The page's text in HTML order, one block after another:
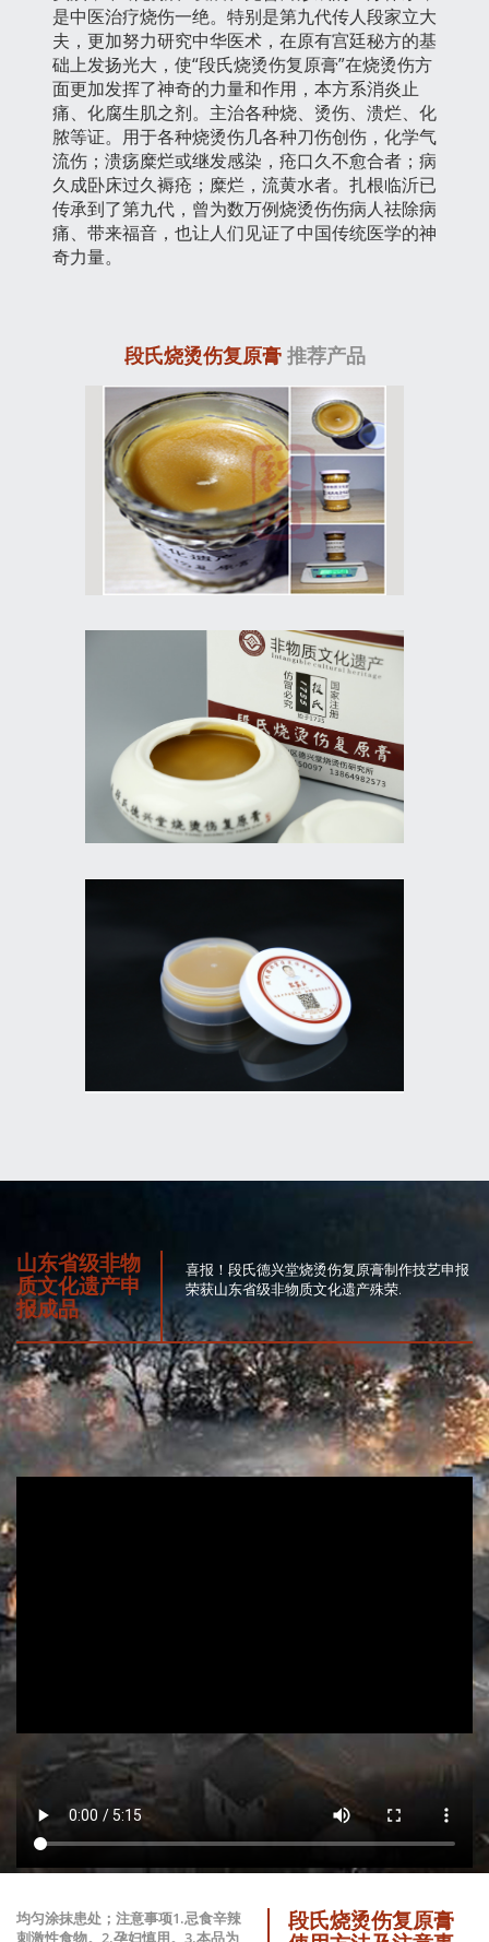
是中医治疗烧伤一绝。特别是第九代传人段家立大
夫，更加努力研究中华医术，在原有宫廷秘方的基
础上发扬光大，使“段氏烧烫伤复原膏”在烧烫伤方
面更加发挥了神奇的力量和作用，本方系消炎止
痛、化腐生肌之剂。主治各种烧、烫伤、溃烂、化
脓等证。用于各种烧烫伤几各种刀伤创伤，化学气
流伤；溃疡糜烂或继发感染，疮口久不愈合者；病
久成卧床过久褥疮；糜烂，流黄水者。扎根临沂已
传承到了第九代，曾为数万例烧烫伤伤病人祛除病
痛、带来福音，也让人们见证了中国传统医学的神
奇力量。
段氏烧烫伤复原膏推荐产品
山东省级非物
质文化遗产申
报成品
喜报！段氏德兴堂烧烫伤复原膏制作技艺申报
荣获山东省级非物质文化遗产殊荣.
均匀涂抹患处；注意事项1.忌食辛辣
刺激性食物。2.孕妇慎用。3.本品为
段氏烧烫伤复原膏